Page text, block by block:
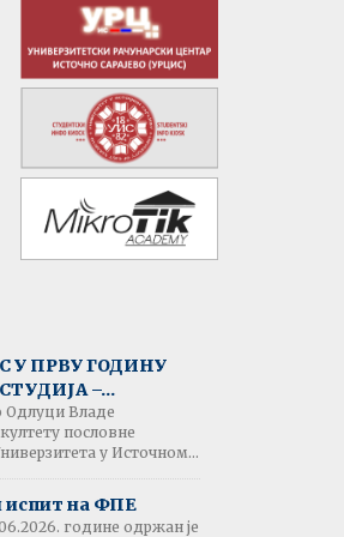
У ПРВУ ГОДИНУ
–...
Одлуци Владе
пословне
у Источном...
испит на ФПЕ
године одржан је